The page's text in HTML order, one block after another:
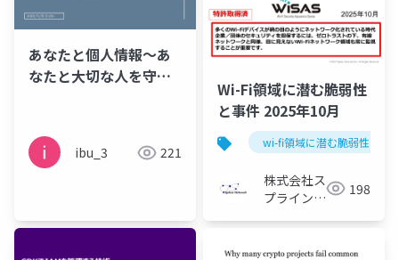
あなたと個人情報～あ
なたと大切な人を守る
ibu_3 221
Wi-Fi領域に潜む脆弱性
と事件 2025年10月
wi-fi領域に潜む脆弱性と事
株式会社ス
プライン・
198